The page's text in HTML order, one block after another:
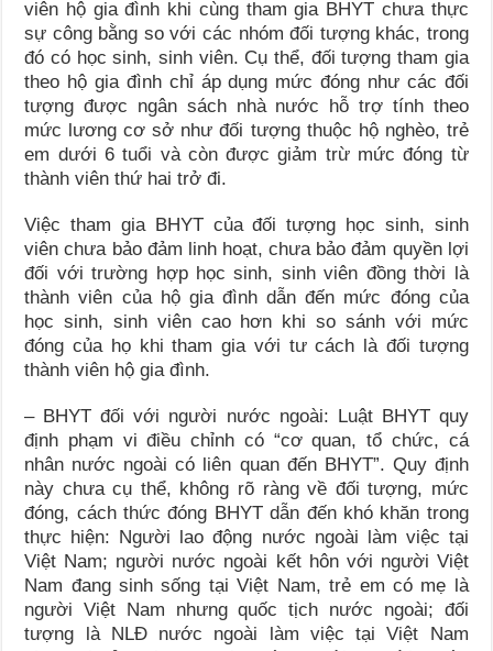
viên hộ gia đình khi cùng tham gia BHYT chưa thực
sự công bằng so với các nhóm đối tượng khác, trong
đó có học sinh, sinh viên. Cụ thể, đối tượng tham gia
theo hộ gia đình chỉ áp dụng mức đóng như các đối
tượng được ngân sách nhà nước hỗ trợ tính theo
mức lương cơ sở như đối tượng thuộc hộ nghèo, trẻ
em dưới 6 tuổi và còn được giảm trừ mức đóng từ
thành viên thứ hai trở đi.
Việc tham gia BHYT của đối tượng học sinh, sinh
viên chưa bảo đảm linh hoạt, chưa bảo đảm quyền lợi
đối với trường hợp học sinh, sinh viên đồng thời là
thành viên của hộ gia đình dẫn đến mức đóng của
học sinh, sinh viên cao hơn khi so sánh với mức
đóng của họ khi tham gia với tư cách là đối tượng
thành viên hộ gia đình.
– BHYT đối với người nước ngoài: Luật BHYT quy
định phạm vi điều chỉnh có “cơ quan, tổ chức, cá
nhân nước ngoài có liên quan đến BHYT”. Quy định
này chưa cụ thể, không rõ ràng về đối tượng, mức
đóng, cách thức đóng BHYT dẫn đến khó khăn trong
thực hiện: Người lao động nước ngoài làm việc tại
Việt Nam; người nước ngoài kết hôn với người Việt
Nam đang sinh sống tại Việt Nam, trẻ em có mẹ là
người Việt Nam nhưng quốc tịch nước ngoài; đối
tượng là NLĐ nước ngoài làm việc tại Việt Nam